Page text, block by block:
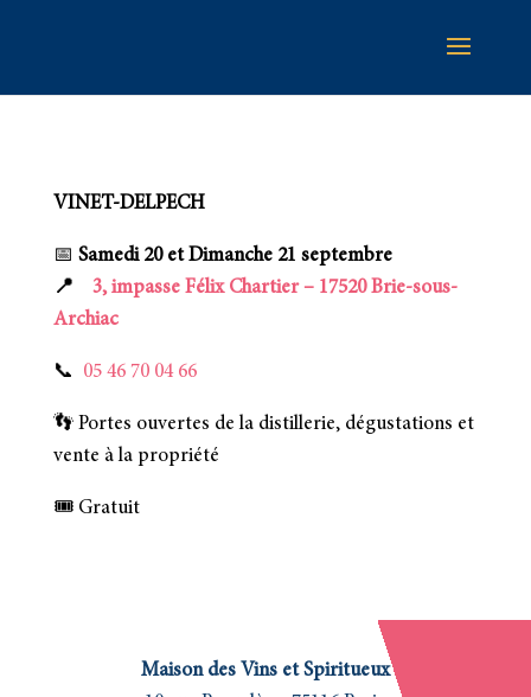
VINET-DELPECH
📅 Samedi 20 et Dimanche 21 septembre
📍
3, impasse Félix Chartier – 17520 Brie-sous-
Archiac
📞 05 46 70 04 66
👣 Portes ouvertes de la distillerie, dégustations et
vente à la propriété
🎟️ Gratuit
Maison des Vins et Spiritueux